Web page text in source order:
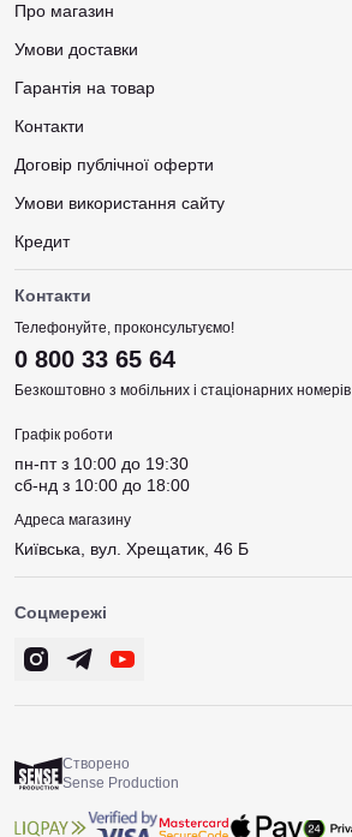
Про магазин
Умови доставки
Гарантія на товар
Контакти
Договір публічної оферти
Умови використання сайту
Кредит
Контакти
Телефонуйте, проконсультуємо!
0 800 33 65 64
Безкоштовно з мобільних і стаціонарних номерів
Графік роботи
пн-пт з 10:00 до 19:30
сб-нд з 10:00 до 18:00
Адреса магазину
Київська, вул. Хрещатик, 46 Б
Соцмережі
Створено
Sense Production